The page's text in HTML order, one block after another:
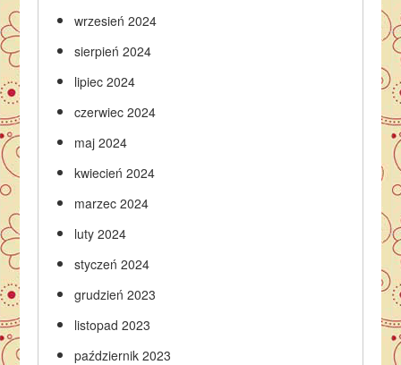
wrzesień 2024
sierpień 2024
lipiec 2024
czerwiec 2024
maj 2024
kwiecień 2024
marzec 2024
luty 2024
styczeń 2024
grudzień 2023
listopad 2023
październik 2023